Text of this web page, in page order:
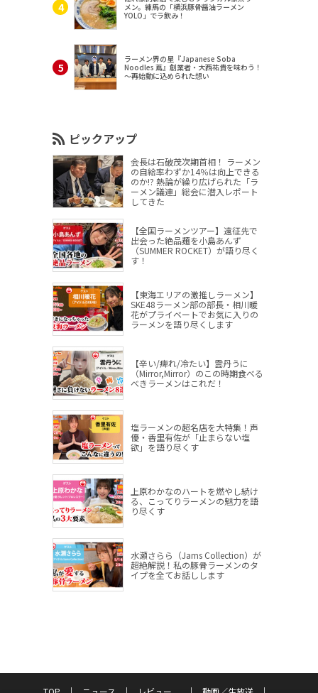
メン。練馬の「横浜豚骨醤油ラーメン
YOLO」でラ飲み！
ラーメン界の星『Japanese Soba
Noodles 蔦』創業者・大西祐貴を味わう！
～再始動に込められた想い
ピックアップ
会長は石破茂次期首相！ ラーメン
の自給率わずか14％は向上できる
のか!? 熱論が繰り広げられた「ラ
ーメン議連」総会に潜入レポート
してきた
【全国ラーメンツアー】遠征先で
出会った絶品麺を小島あんず
（SUMMER ROCKET）が語り尽く
す！
【東海エリアの激推しラーメン】
SKE48ラーメン部の部長・相川暖
花がプライベートでお気に入りの
ラーメンを語り尽くします
【辛い/痺れ/冷たい】雲丹うに
（Mirror,Mirror）のこの時期食べる
べきラーメンはこれだ！
塩ラーメンの超名店を大特集！声
優・香里有佐が「止まらない塩
欲」を語り尽くす
上原わかなのハートを燃やし続け
る、こってりラーメンの魅力を語
り尽くす
水瀬さらら（Jams Collection）が
超絶解説！私の豚骨ラーメンのタ
イプを全てお話しします